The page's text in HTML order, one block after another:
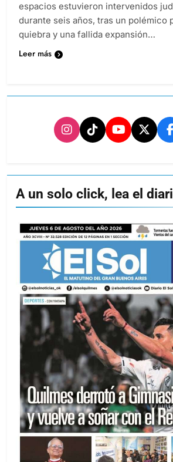
espacios estuvieron intervenidos
durante seis años, tras un polémico
quiebra y una fallida expansión…
Leer más
A un solo click, lea el